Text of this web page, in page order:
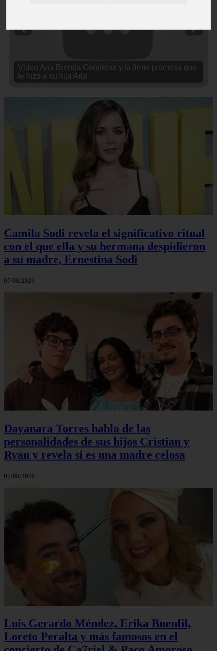
Video Ana Brenda Contreras y la firme promesa que
le hizo a su hija Aria
Camila Sodi revela el significativo ritual
con el que ella y su hermana despidieron
a su madre, Ernestina Sodi
07/08/2026
Dayanara Torres habla de las
personalidades de sus hijos Cristian y
Ryan y revela si es una madre celosa
07/08/2026
Luis Gerardo Méndez, Erika Buenfil,
Loreto Peralta y más famosos en el